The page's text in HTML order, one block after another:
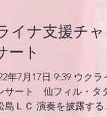
イナ支援チャ
ート
年7月17日 9:39 ウクライ